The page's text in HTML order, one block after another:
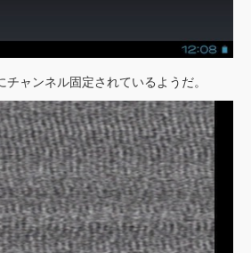
ャンネル固定されているようだ。